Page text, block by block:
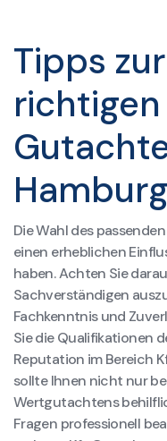
Tipps
richtigen
Hamburg
Die Wahl des
einen erheblichen
haben. Achten Sie
Sachverständigen
Fachkenntnis und
Sie die Qualifikationen
Reputation im Bereich
sollte Ihnen nicht nur
Wertgutachtens
Fragen professionell